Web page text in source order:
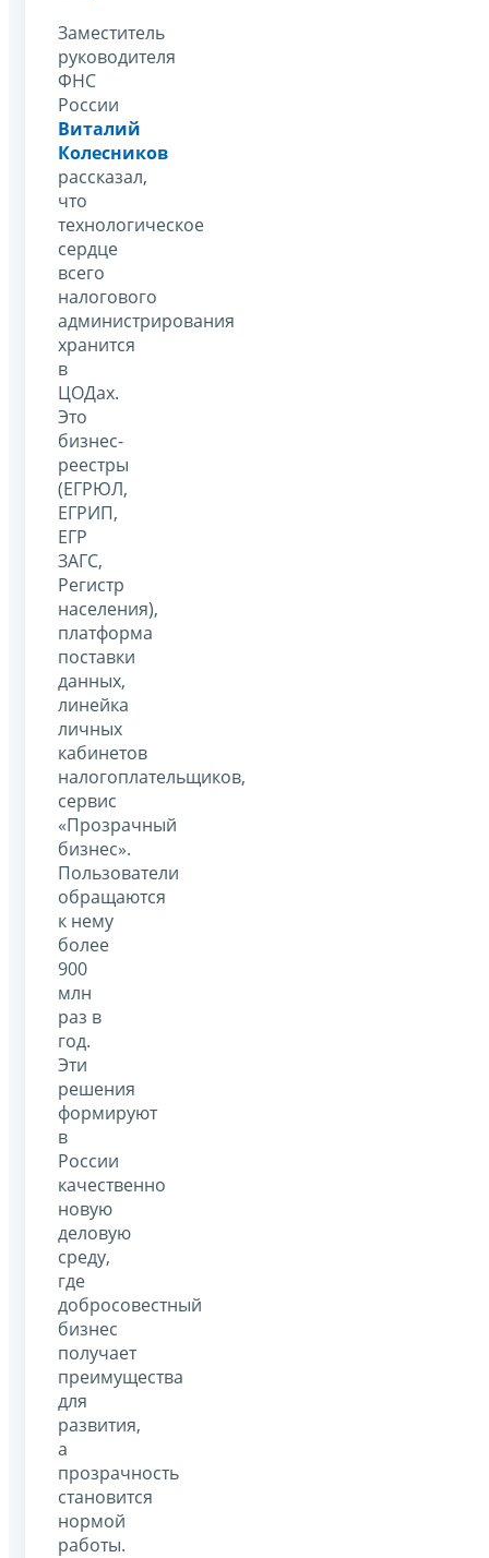
Заместитель
руководителя
ФНС
России
Виталий
Колесников
рассказал,
что
технологическое
сердце
всего
налогового
администрирования
хранится
в
ЦОДах.
Это
бизнес-
реестры
(ЕГРЮЛ,
ЕГРИП,
ЕГР
ЗАГС,
Регистр
населения),
платформа
поставки
данных,
линейка
личных
кабинетов
налогоплательщиков,
сервис
«Прозрачный
бизнес».
Пользователи
обращаются
к нему
более
900
млн
раз в
год.
Эти
решения
формируют
в
России
качественно
новую
деловую
среду,
где
добросовестный
бизнес
получает
преимущества
для
развития,
а
прозрачность
становится
нормой
работы.